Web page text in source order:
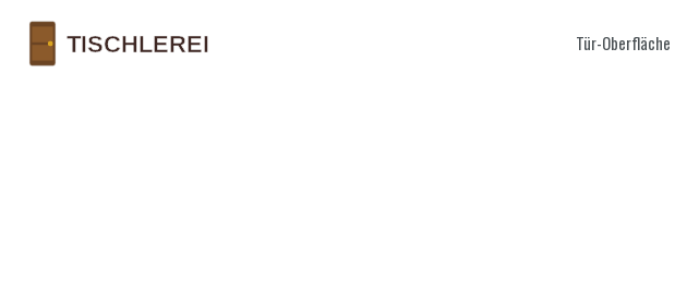
Tür-Oberfläche